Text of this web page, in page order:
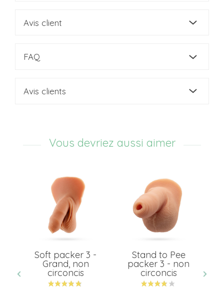
Avis client
FAQ
Avis clients
Vous devriez aussi aimer
Soft packer 3 -
Grand, non
circoncis
Stand to Pee
packer 3 - non
circoncis